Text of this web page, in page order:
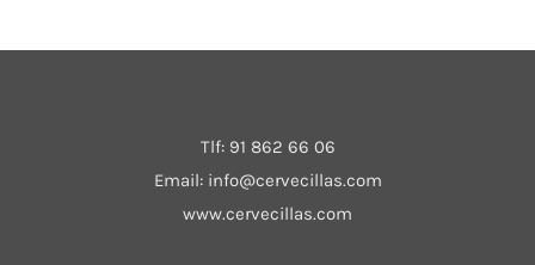
Tlf: 91 862 66 06
Email: info@cervecillas.com
www.cervecillas.com